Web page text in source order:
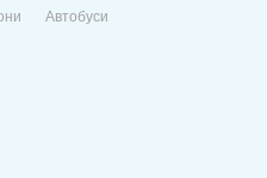
Автобуси